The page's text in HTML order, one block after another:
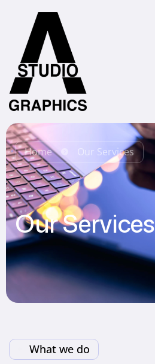
Home Our Services
Our Services
What we do